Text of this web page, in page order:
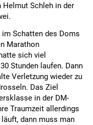
Schleh in der
Schatten des Doms
Marathon
sich viel
Stunden laufen. Dann
Verletzung wieder zu
Das Ziel
in der DM-
Traumzeit allerdings
dann muss man